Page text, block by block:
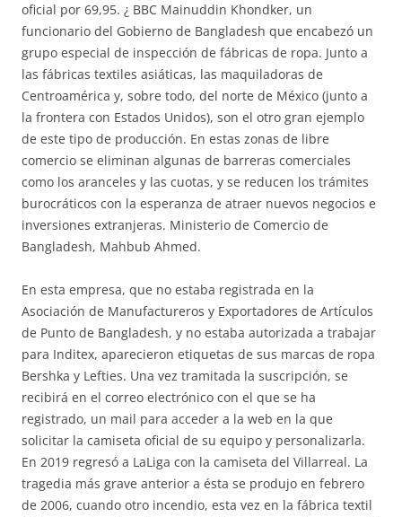
oficial por 69,95. ¿ BBC Mainuddin Khondker, un
funcionario del Gobierno de Bangladesh que encabezó un
grupo especial de inspección de fábricas de ropa. Junto a
las fábricas textiles asiáticas, las maquiladoras de
Centroamérica y, sobre todo, del norte de México (junto a
la frontera con Estados Unidos), son el otro gran ejemplo
de este tipo de producción. En estas zonas de libre
comercio se eliminan algunas de barreras comerciales
como los aranceles y las cuotas, y se reducen los trámites
burocráticos con la esperanza de atraer nuevos negocios e
inversiones extranjeras. Ministerio de Comercio de
Bangladesh, Mahbub Ahmed.
En esta empresa, que no estaba registrada en la
Asociación de Manufactureros y Exportadores de Artículos
de Punto de Bangladesh, y no estaba autorizada a trabajar
para Inditex, aparecieron etiquetas de sus marcas de ropa
Bershka y Lefties. Una vez tramitada la suscripción, se
recibirá en el correo electrónico con el que se ha
registrado, un mail para acceder a la web en la que
solicitar la camiseta oficial de su equipo y personalizarla.
En 2019 regresó a LaLiga con la camiseta del Villarreal. La
tragedia más grave anterior a ésta se produjo en febrero
de 2006, cuando otro incendio, esta vez en la fábrica textil